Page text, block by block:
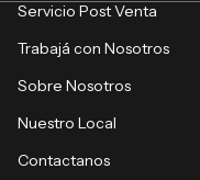
Servicio Post Venta
Trabajá con Nosotros
Sobre Nosotros
Nuestro Local
Contactanos